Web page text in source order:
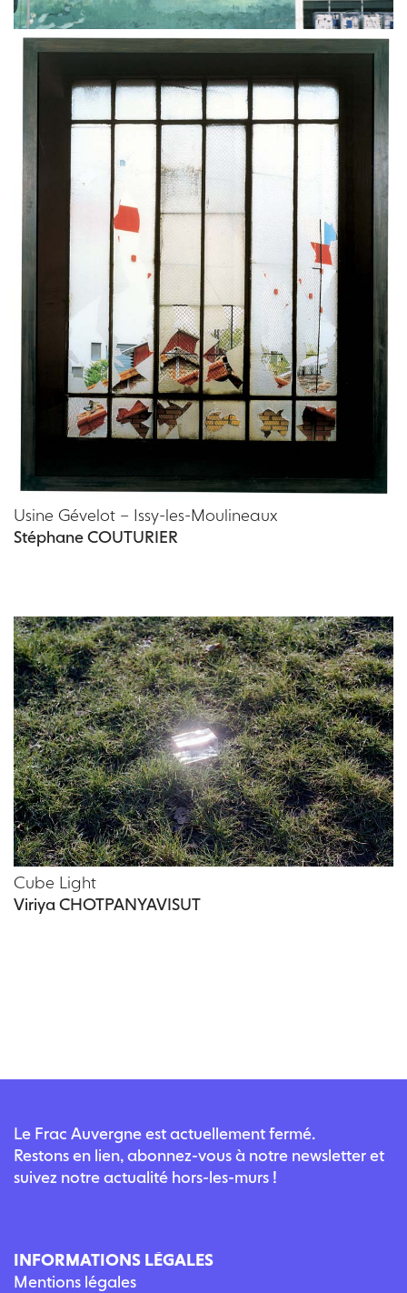
Francis MORANDINI
Usine Gévelot – Issy-les-Moulineaux
Stéphane COUTURIER
Cube Light
Viriya CHOTPANYAVISUT
Le Frac Auvergne est actuellement fermé.
Restons en lien, abonnez-vous à notre newsletter et
suivez notre actualité hors-les-murs !
INFORMATIONS LÉGALES
Mentions légales